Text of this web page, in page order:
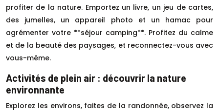
profiter de la nature. Emportez un livre, un jeu de cartes,
des jumelles, un appareil photo et un hamac pour
agrémenter votre **séjour camping**. Profitez du calme
et de la beauté des paysages, et reconnectez-vous avec
vous-même.
Activités de plein air : découvrir la nature
environnante
Explorez les environs, faites de la randonnée, observez la